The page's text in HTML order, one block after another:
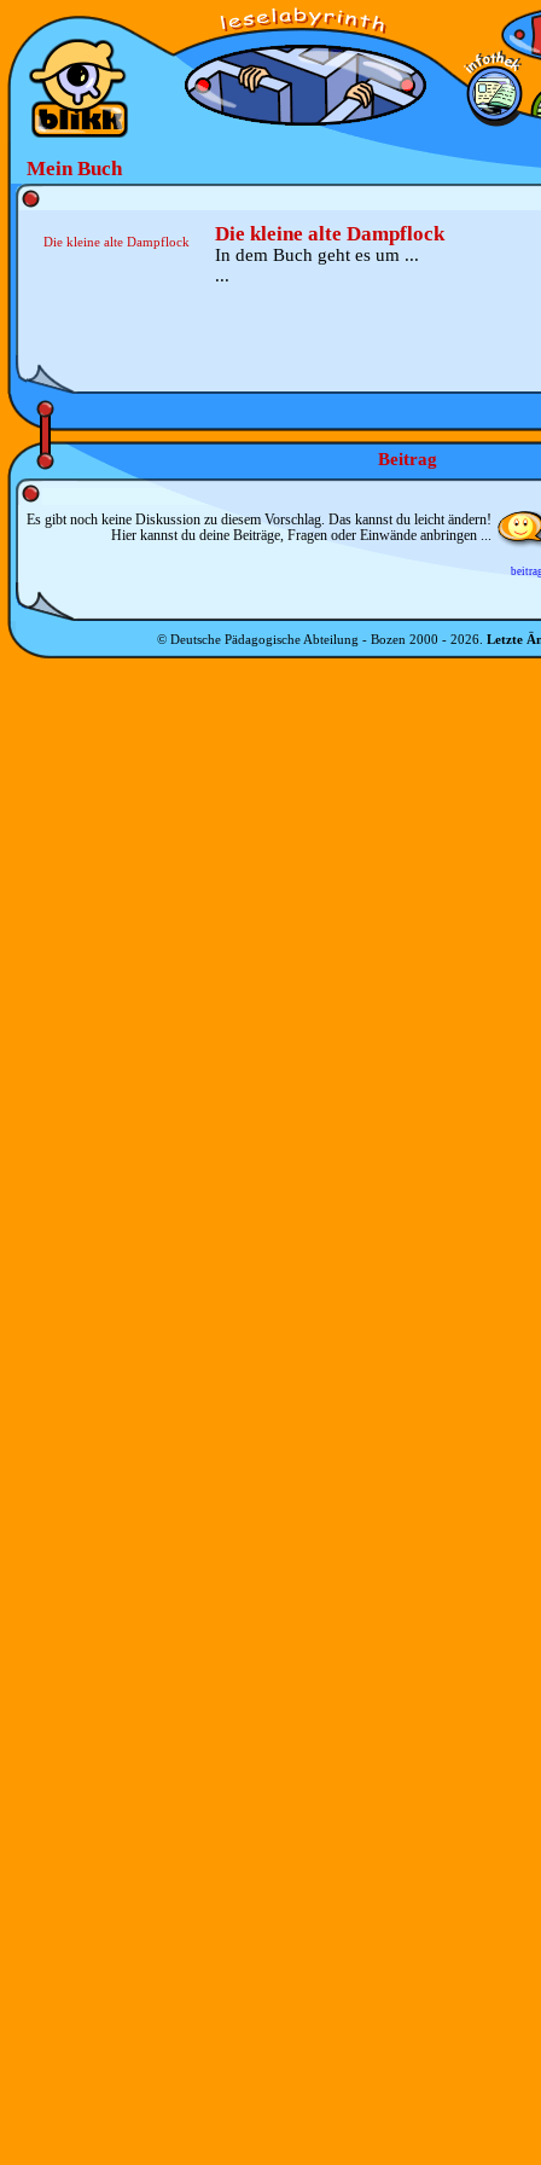
Mein Buch
Die kleine alte Dampflock Die kleine alte Dampflock
In dem Buch geht es um ...
...
Beitrag
Es gibt noch keine Diskussion zu diesem Vorschlag. Das kannst du leicht ändern!
Hier kannst du deine Beiträge, Fragen oder Einwände anbringen ...
© Deutsche Pädagogische Abteilung - Bozen 2000 - 2026 Letzte